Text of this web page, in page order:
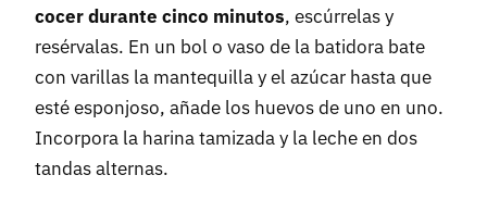
cocer durante cinco minutos, escúrrelas y
resérvalas. En un bol o vaso de la batidora bate
con varillas la mantequilla y el azúcar hasta que
esté esponjoso, añade los huevos de uno en uno.
Incorpora la harina tamizada y la leche en dos
tandas alternas.